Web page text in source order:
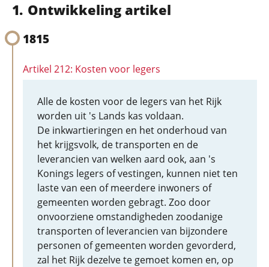
Ontwikkeling artikel
1815
Artikel 212: Kosten voor legers
Alle de kosten voor de legers van het Rijk
worden uit 's Lands kas voldaan.
De inkwartieringen en het onderhoud van
het krijgsvolk, de transporten en de
leverancien van welken aard ook, aan 's
Konings legers of vestingen, kunnen niet ten
laste van een of meerdere inwoners of
gemeenten worden gebragt. Zoo door
onvoorziene omstandigheden zoodanige
transporten of leverancien van bijzondere
personen of gemeenten worden gevorderd,
zal het Rijk dezelve te gemoet komen en, op